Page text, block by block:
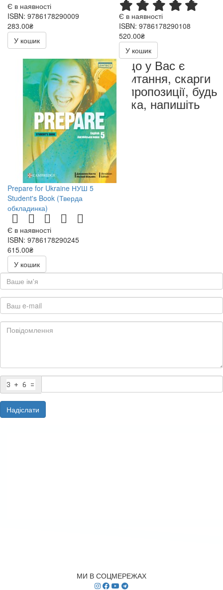
Є в наявності
ISBN: 9786178290009
283.00₴
У кошик
Є в наявності
ISBN: 9786178290108
520.00₴
У кошик
Prepare for Ukraine НУШ 5
Student's Book (Тверда
обкладинка)
Є в наявності
ISBN: 9786178290245
615.00₴
У кошик
Якщо у Вас є
запитання, скарги
чи пропозиції, будь
ласка, напишіть
нам
Надіслати
МИ В СОЦМЕРЕЖАХ